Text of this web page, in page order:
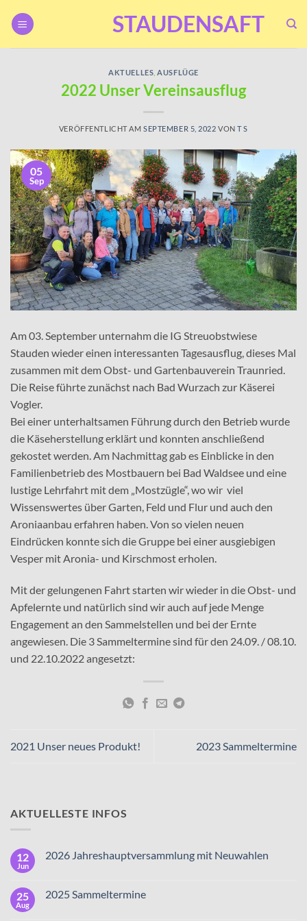
Inhalt
STAUDENSAFT
AKTUELLES ,AUSFLÜGE
2022 Unser Vereinsausflug
VERÖFFENTLICHT AMSEPTEMBER 5, 2022 VONT S
05
Sep
Am 03. September unternahm die IG Streuobstwiese
Stauden wieder einen interessanten Tagesausflug, dieses Mal
zusammen mit dem Obst- und Gartenbauverein Traunried.
Die Reise führte zunächst nach Bad Wurzach zur Käserei
Vogler.
Bei einer unterhaltsamen Führung durch den Betrieb wurde
die Käseherstellung erklärt und konnten anschließend
gekostet werden. Am Nachmittag gab es Einblicke in den
Familienbetrieb des Mostbauern bei Bad Waldsee und eine
lustige Lehrfahrt mit dem „Mostzügle“, wo wir viel
Wissenswertes über Garten, Feld und Flur und auch den
Aroniaanbau erfahren haben. Von so vielen neuen
Eindrücken konnte sich die Gruppe bei einer ausgiebigen
Vesper mit Aronia- und Kirschmost erholen.
Mit der gelungenen Fahrt starten wir wieder in die Obst- und
Apfelernte und natürlich sind wir auch auf jede Menge
Engagement an den Sammelstellen und bei der Ernte
angewiesen. Die 3 Sammeltermine sind für den 24.09. / 08.10.
und 22.10.2022 angesetzt:
2021 Unser neues Produkt! 2023 Sammeltermine
AKTUELLESTE INFOS
12
Jun
2026 Jahreshauptversammlung mit Neuwahlen
25
Aug
2025 Sammeltermine